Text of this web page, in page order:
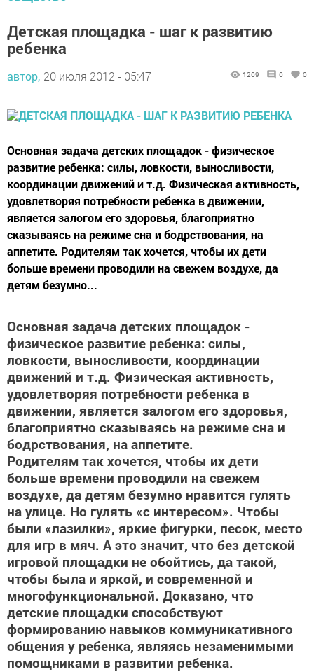
Детская площадка - шаг к развитию
ребенка
автор, 20 июля 2012 - 05:47 1209 0 0
Основная задача детских площадок - физическое
развитие ребенка: силы, ловкости, выносливости,
координации движений и т.д. Физическая активность,
удовлетворяя потребности ребенка в движении,
является залогом его здоровья, благоприятно
сказываясь на режиме сна и бодрствования, на
аппетите. Родителям так хочется, чтобы их дети
больше времени проводили на свежем воздухе, да
детям безумно...
Основная задача детских площадок -
физическое развитие ребенка: силы,
ловкости, выносливости, координации
движений и т.д. Физическая активность,
удовлетворяя потребности ребенка в
движении, является залогом его здоровья,
благоприятно сказываясь на режиме сна и
бодрствования, на аппетите.
Родителям так хочется, чтобы их дети
больше времени проводили на свежем
воздухе, да детям безумно нравится гулять
на улице. Но гулять «с интересом». Чтобы
были «лазилки», яркие фигурки, песок, место
для игр в мяч. А это значит, что без детской
игровой площадки не обойтись, да такой,
чтобы была и яркой, и современной и
многофункциональной. Доказано, что
детские площадки способствуют
формированию навыков коммуникативного
общения у ребенка, являясь незаменимыми
помощниками в развитии ребенка.